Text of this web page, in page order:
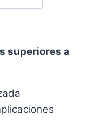
superiores a